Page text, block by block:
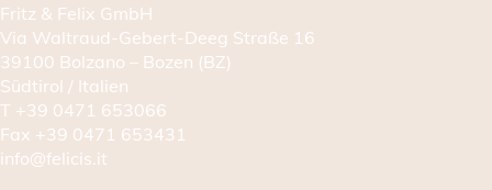
Fritz & Felix GmbH
Via Waltraud-Gebert-Deeg Straße 16
39100 Bolzano – Bozen (BZ)
Südtirol / Italien
T +39 0471 653066
Fax +39 0471 653431
info@felicis.it